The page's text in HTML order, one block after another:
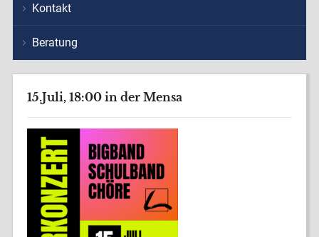
Kontakt
Beratung
15.Juli, 18:00 in der Mensa